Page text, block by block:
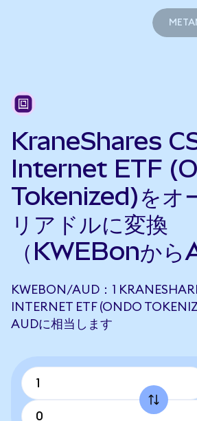
KraneShares
Internet ETF
Tokenized)をオ
リアドルに変換
（KWEBonから
KWEBON/AUD：1
INTERNET ETF (ONDO
AUDに相当します